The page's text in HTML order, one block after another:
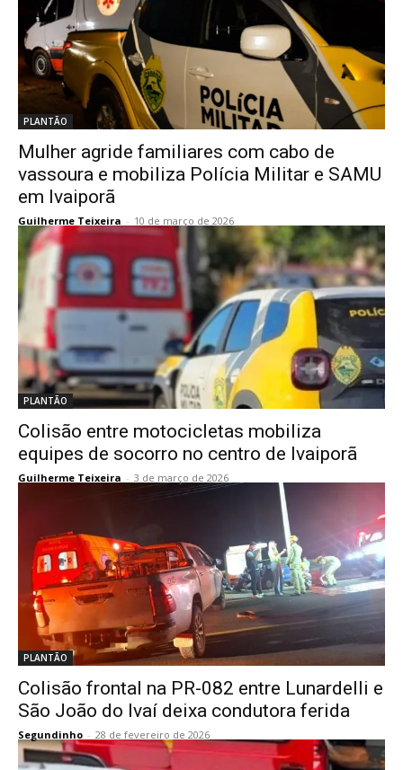
PLANTÃO
Mulher agride familiares com cabo de
vassoura e mobiliza Polícia Militar e SAMU
em Ivaiporã
Guilherme Teixeira - 10 de março de 2026
PLANTÃO
Colisão entre motocicletas mobiliza
equipes de socorro no centro de Ivaiporã
Guilherme Teixeira - 3 de março de 2026
PLANTÃO
Colisão frontal na PR-082 entre Lunardelli e
São João do Ivaí deixa condutora ferida
Segundinho - 28 de fevereiro de 2026